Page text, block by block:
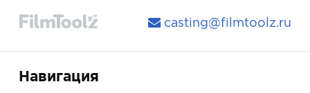
casting@filmtoolz.ru
Навигация